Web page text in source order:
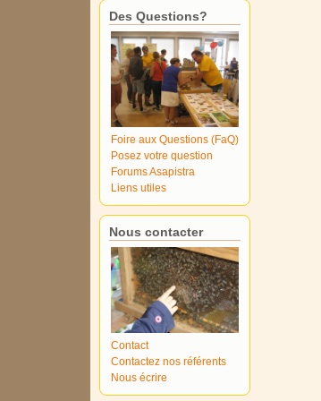
Des Questions?
Foire aux Questions (FaQ)
Posez votre question
Forums Asapistra
Liens utiles
Nous contacter
Contact
Contactez nos référents
Nous écrire